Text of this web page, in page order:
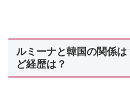
ルミーナと韓国の関係
ど経歴は？